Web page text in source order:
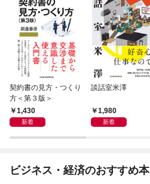
契約書の見方・つくり
方＜第３版＞
1,430
新着
談話室米澤
1,980
新着
ビジネス・経済のおすすめ本